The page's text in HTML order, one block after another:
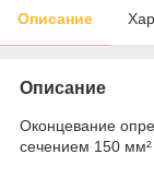
Описание
Описание
Оконцевание
сечением 150